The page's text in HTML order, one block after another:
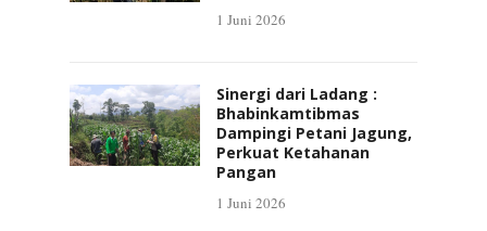
1 Juni 2026
Sinergi dari Ladang :
Bhabinkamtibmas
Dampingi Petani Jagung,
Perkuat Ketahanan
Pangan
1 Juni 2026